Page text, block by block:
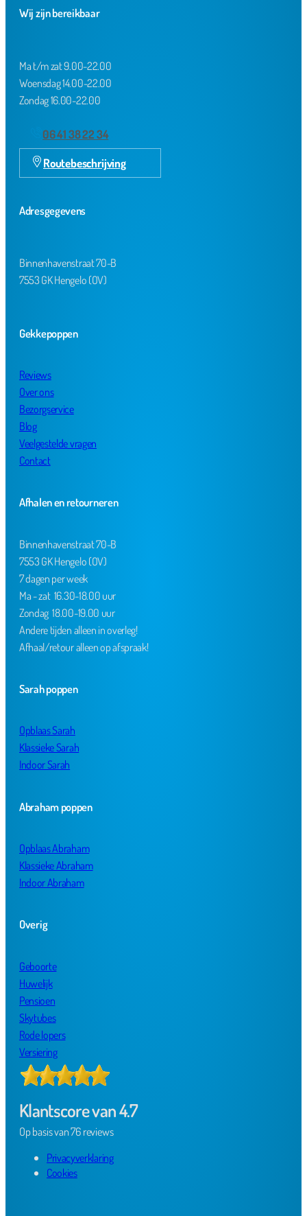
Wij zijn bereikbaar
Ma t/m zat 9.00-22.00
Woensdag 14.00-22.00
Zondag 16.00-22.00
06 41 38 22 34
Routebeschrijving
Adresgegevens
Binnenhavenstraat 70-B
7553 GK Hengelo (OV)
Gekkepoppen
Reviews
Over ons
Bezorgservice
Blog
Veelgestelde vragen
Contact
Afhalen en retourneren
Binnenhavenstraat 70-B
7553 GK Hengelo (OV)
7 dagen per week
Ma - zat 16.30-18.00 uur
Zondag 18.00-19.00 uur
Andere tijden alleen in overleg!
Afhaal/retour alleen op afspraak!
Sarah poppen
Opblaas Sarah
Klassieke Sarah
Indoor Sarah
Abraham poppen
Opblaas Abraham
Klassieke Abraham
Indoor Abraham
Overig
Geboorte
Huwelijk
Pensioen
Skytubes
Rode lopers
Versiering
Klantscore van 4.7
Op basis van 76 reviews
Privacyverklaring
Cookies